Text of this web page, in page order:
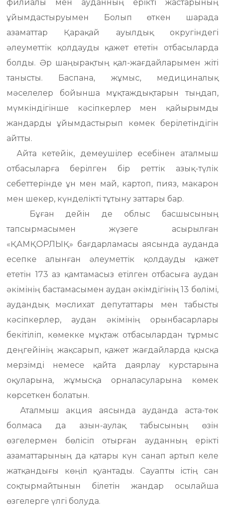
филиалы мен ауданның ерікті жастарының
ұйымдастыруымен Болып өткен шарада
азаматтар Қарақай ауылдық округіндегі
әлеуметтік қолдауды қажет ететін отбасыларда
болды. Әр шаңырақтың қал-жағдайларымен жіті
танысты. Баспана, жұмыс, медициналық
мәселелер бойынша мұқтаждықтарын тыңдап,
мүмкіндігінше кәсіпкерлер мен қайырымды
жандарды ұйымдастырып көмек берілетіндігін
айтты.
Айта кетейік, демеушілер есебінен аталмыш
отбасыларға берілген бір реттік азық-түлік
себеттерінде ұн мен май, картоп, пияз, макарон
мен шекер, күнделікті тұтыну заттары бар.
Бұған дейін де облыс басшысының
тапсырмасымен жүзеге асырылған
«ҚАМҚОРЛЫҚ» бағдарламасы аясында ауданда
есепке алынған әлеуметтік қолдауды қажет
ететін 173 аз қамтамасыз етілген отбасыға аудан
әкімінің бастамасымен аудан әкімдігінің 13 бөлімі,
аудандық мәслихат депутаттары мен табысты
кәсіпкерлер, аудан әкімінің орынбасарлары
бекітіліп, көмекке мұқтаж отбасылардан тұрмыс
деңгейінің жақсарып, қажет жағдайларда қысқа
мерзімді немесе қайта даярлау курстарына
оқуларына, жұмысқа орналасуларына көмек
көрсеткен болатын.
Аталмыш акция аясында ауданда аста-төк
болмаса да азын-аулақ табысының өзін
өзгелермен бөлісіп отырған ауданның ерікті
азаматтарының да қатары күн санап артып келе
жатқандығы көңіл қуантады. Сауапты істің сан
соқтырмайтынын білетін жандар осылайша
өзгелерге үлгі болуда.